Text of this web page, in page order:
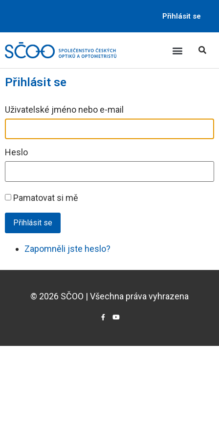
Přihlásit se
Přihlásit se
Uživatelské jméno nebo e-mail
Heslo
Pamatovat si mě
Přihlásit se
Zapomněli jste heslo?
© 2026 SČOO | Všechna práva vyhrazena